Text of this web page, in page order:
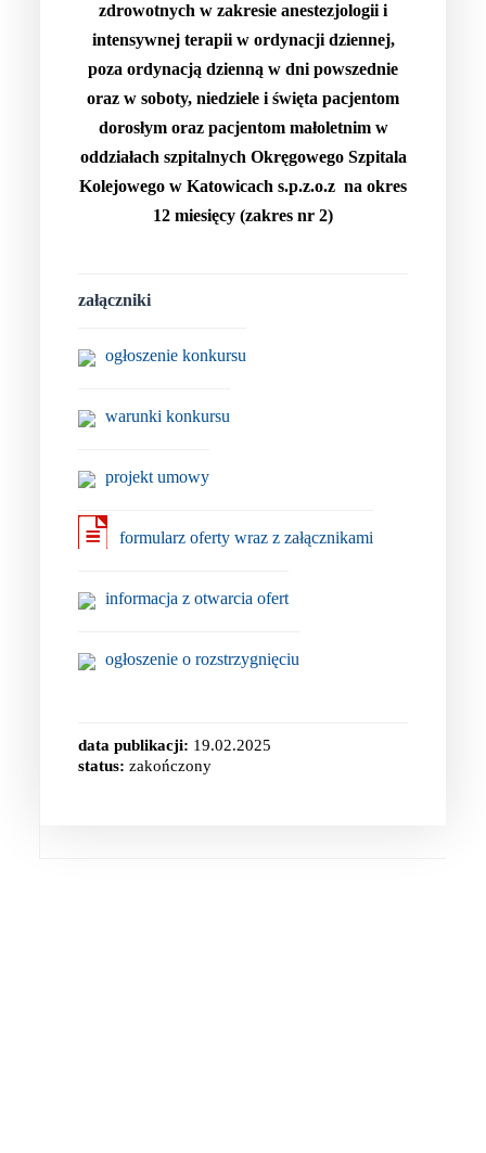
zdrowotnych w zakresie anestezjologii i
intensywnej terapii w ordynacji dziennej,
poza ordynacją dzienną w dni powszednie
oraz w soboty, niedziele i święta pacjentom
dorosłym oraz pacjentom małoletnim w
oddziałach szpitalnych Okręgowego Szpitala
Kolejowego w Katowicach s.p.z.o.z na okres
12 miesięcy (zakres nr 2)
załączniki
ogłoszenie konkursu
warunki konkursu
projekt umowy
formularz oferty wraz z załącznikami
informacja z otwarcia ofert
ogłoszenie o rozstrzygnięciu
data publikacji: 19.02.2025
status:zakończony